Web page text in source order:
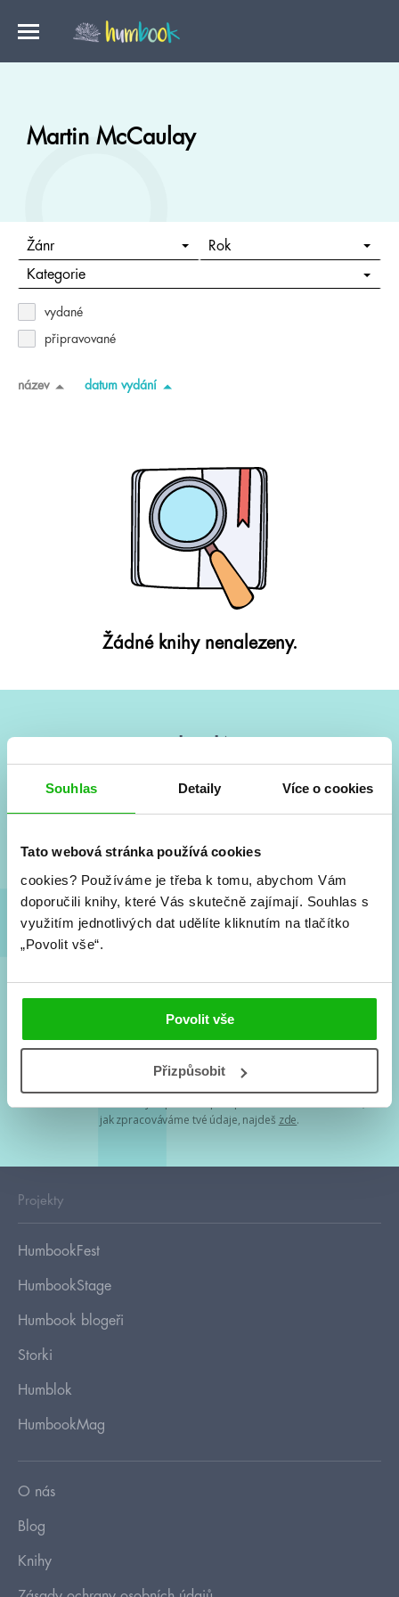
Souhlas Detaily Více o cookies
Tato webová stránka používá cookies
cookies? Používáme je třeba k tomu, abychom Vám
doporučili knihy, které Vás skutečně zajímají. Souhlas s
využitím jednotlivých dat udělíte kliknutím na tlačítko
„Povolit vše“.
Povolit vše
Přizpůsobit
Martin McCaulay
Žánr Rok
Kategorie
vydané
připravované
název datum vydání
Žádné knihy nenalezeny.
Vše kolem #youngadult každý měsíc rovnou do mailu!
a seriálové adaptace a další.
Souhlasím spodmínkami zpracování osobních údajů
Tvá e-mailová adresa je u nás v bezpečí. Přečti si
jak zpracováváme tvé údaje, najdeš zde.
Projekty
HumbookFest
HumbookStage
Humbook blogeři
Storki
Humblok
HumbookMag
O nás
Blog
Knihy